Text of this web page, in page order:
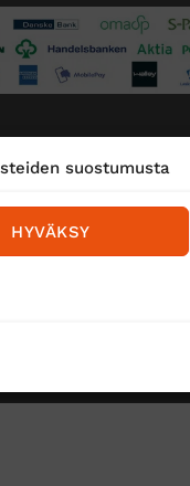
suostumusta
HYVÄKSY